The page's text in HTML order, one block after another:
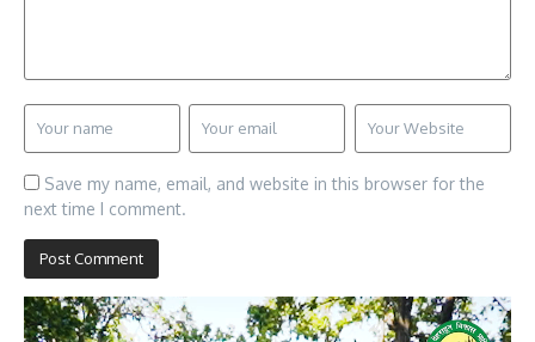
Save my name, email, and website in this browser for the
next time I comment.